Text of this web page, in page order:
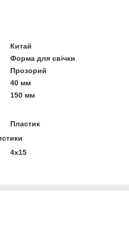
Китай
Форма для свічки
Прозорий
40 мм
150 мм
Пластик
4х15